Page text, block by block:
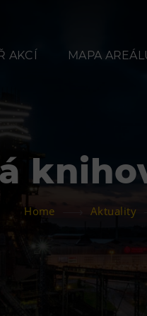
AKCÍ MAPA
Home Aktuality
Kavárna
techniky